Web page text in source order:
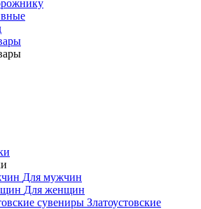
Для мужчин
Для женщин
Златоустовские